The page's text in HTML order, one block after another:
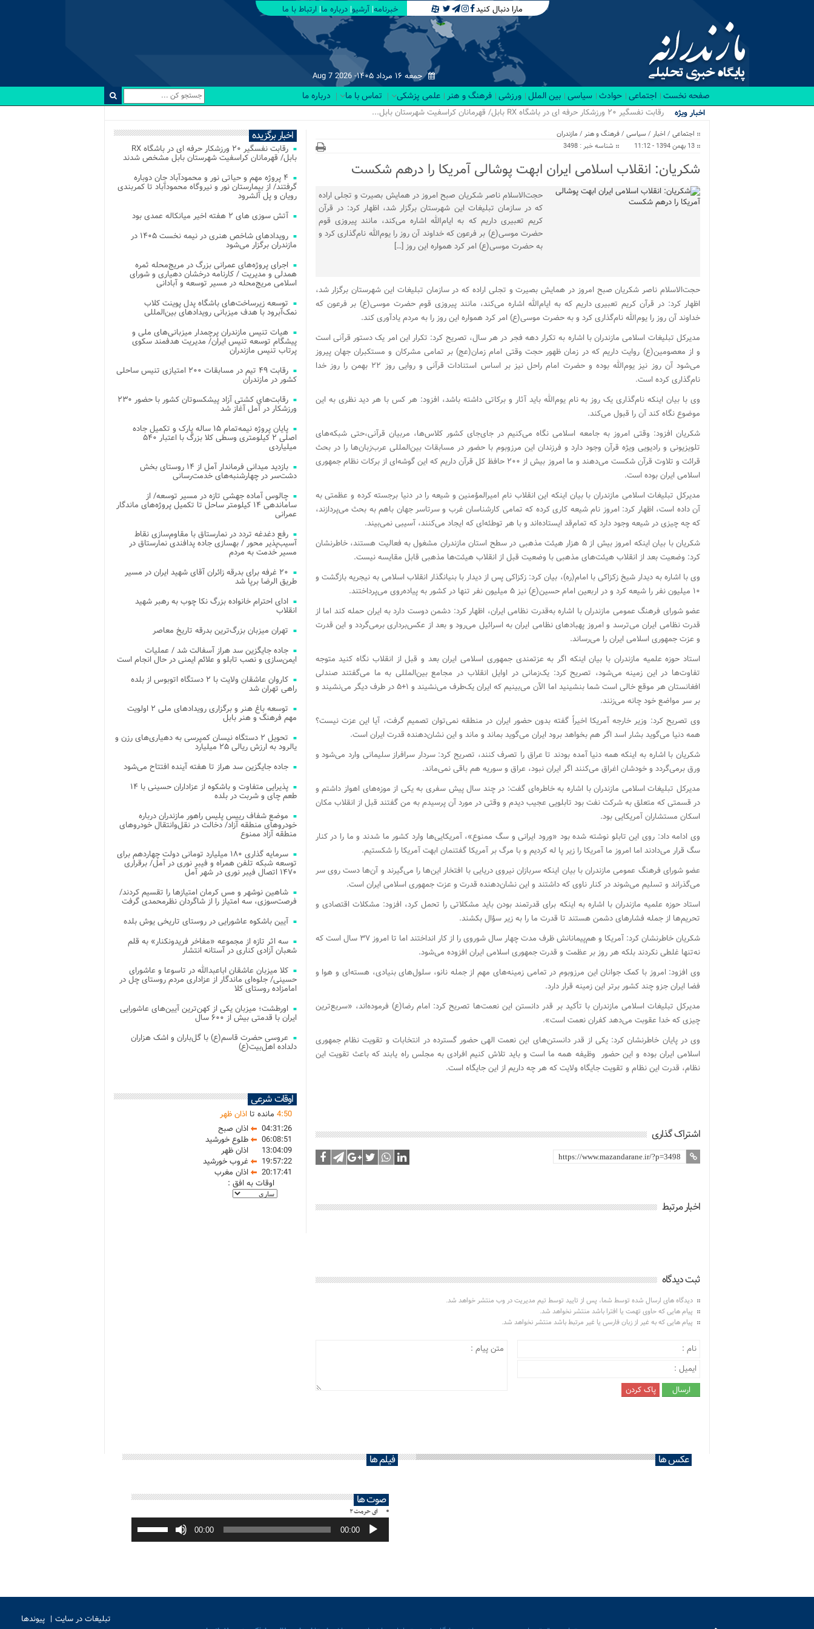
مارا دنبال کنید خبرنامه آرشیو درباره ما ارتباط با ما
جمعه ۱۶ مرداد ۱۴۰۵- Aug 7 2026
صفحه نخست اجتماعی حوادث سیاسی بین الملل ورزشی فرهنگ و هنر علمی پزشکی تماس با ما درباره ما
اخبار ویژه رقابت نفسگیر ۲۰ ورزشکار حرفه ای در باشگاه RX بابل/ قهرمانان کراسفیت شهرستان بابل...
اجتماعی / اخبار / سیاسی /فرهنگ و هنر / مازندران
13 بهمن 1394 - 11:12
شناسه خبر : 3498
شکریان: انقلاب اسلامی ایران ابهت پوشالی آمریکا را درهم شکست
حجت‌الاسلام ناصر شکریان صبح امروز در همایش بصیرت و تجلی اراده
که در سازمان تبلیغات این شهرستان برگزار شد، اظهار کرد: در قرآن
کریم تعبیری داریم که به ایام‌الله اشاره می‌کند، مانند پیروزی قوم
حضرت موسی(ع) بر فرعون که خداوند آن روز را یوم‌الله نام‌گذاری کرد و
به حضرت موسی(ع) امر کرد همواره این روز […]
حجت‌الاسلام ناصر شکریان صبح امروز در همایش بصیرت و تجلی اراده که در سازمان تبلیغات این شهرستان برگزار شد،
اظهار کرد: در قرآن کریم تعبیری داریم که به ایام‌الله اشاره می‌کند، مانند پیروزی قوم حضرت موسی(ع) بر فرعون که
خداوند آن روز را یوم‌الله نام‌گذاری کرد و به حضرت موسی(ع) امر کرد همواره این روز را به مردم یادآوری کند.
مدیرکل تبلیغات اسلامی مازندران با اشاره به تکرار دهه فجر در هر سال، تصریح کرد: تکرار این امر یک دستور قرآنی است
و از معصومین(ع) روایت داریم که در زمان ظهور حجت وقتی امام زمان(عج) بر تمامی مشرکان و مستکبران جهان پیروز
می‌شود آن روز نیز یوم‌الله بوده و حضرت امام راحل نیز بر اساس استنادات قرآنی و روایی روز ۲۲ بهمن را روز خدا
نام‌گذاری کرده است.
وی با بیان اینکه نام‌گذاری یک روز به نام یوم‌الله باید آثار و برکاتی داشته باشد، افزود: هر کس با هر دید نظری به این
موضوع نگاه کند آن را قبول می‌کند.
شکریان افزود: وقتی امروز به جامعه اسلامی نگاه می‌کنیم در جای‌جای کشور کلاس‌ها، مربیان قرآنی،حتی شبکه‌های
تلویزیونی و رادیویی ویژه قرآن وجود دارد و فرزندان این مرزوبوم با حضور در مسابقات بین‌المللی عرب‌زبان‌ها را در بحث
قرائت و تلاوت قرآن شکست می‌دهند و ما امروز بیش از ۲۰۰ حافظ کل قرآن داریم که این گوشه‌ای از برکات نظام جمهوری
اسلامی ایران بوده است.
مدیرکل تبلیغات اسلامی مازندران با بیان اینکه این انقلاب نام امیرالمؤمنین و شیعه را در دنیا برجسته کرده و عظمتی به
آن داده است، اظهار کرد: امروز نام شیعه کاری کرده که تمامی کارشناسان غرب و سرتاسر جهان باهم به بحث می‌پردازند،
که چه چیزی در شیعه وجود دارد که تمام‌قد ایستاده‌اند و با هر توطئه‌ای که ایجاد می‌کنند، آسیبی نمی‌بیند.
شکریان با بیان اینکه امروز بیش از ۵ هزار هیئت مذهبی در سطح استان مازندران مشغول به فعالیت هستند، خاطرنشان
کرد: وضعیت بعد از انقلاب هیئت‌های مذهبی با وضعیت قبل از انقلاب هیئت‌ها مذهبی قابل مقایسه نیست.
وی با اشاره به دیدار شیخ زکزاکی با امام(ره)، بیان کرد: زکزاکی پس از دیدار با بنیانگذار انقلاب اسلامی به نیجریه بازگشت و
۱۰ میلیون نفر را شیعه کرد و در اربعین امام حسین(ع) نیز ۵ میلیون نفر تنها در کشور به پیاده‌روی می‌پرداختند.
عضو شورای فرهنگ عمومی مازندران با اشاره به‌قدرت نظامی ایران، اظهار کرد: دشمن دوست دارد به ایران حمله کند اما از
قدرت نظامی ایران می‌ترسد و امروز پهبادهای نظامی ایران به اسرائیل می‌رود و بعد از عکس‌برداری برمی‌گردد و این قدرت
و عزت جمهوری اسلامی ایران را می‌رساند.
استاد حوزه علمیه مازندران با بیان اینکه اگر به عزتمندی جمهوری اسلامی ایران بعد و قبل از انقلاب نگاه کنید متوجه
تفاوت‌ها در این زمینه می‌شود، تصریح کرد: یک‌زمانی در اوایل انقلاب در مجامع بین‌المللی به ما می‌گفتند صندلی
افغانستان هر موقع خالی است شما بنشینید اما الآن می‌بینیم که ایران یک‌طرف می‌نشیند و ۱+۵ در طرف دیگر می‌نشیند و
بر سر مواضع خود چانه می‌زنند.
وی تصریح کرد: وزیر خارجه آمریکا اخیراً گفته بدون حضور ایران در منطقه نمی‌توان تصمیم گرفت، آیا این عزت نیست؟
همه دنیا می‌گوید بشار اسد اگر هم بخواهد برود ایران می‌گوید بماند و ماند و این نشان‌دهنده قدرت ایران است.
شکریان با اشاره به اینکه همه دنیا آمده بودند تا عراق را تصرف کنند، تصریح کرد: سردار سرافراز سلیمانی وارد می‌شود و
ورق برمی‌گردد و خودشان اغراق می‌کنند اگر ایران نبود، عراق و سوریه هم باقی نمی‌ماند.
مدیرکل تبلیغات اسلامی مازندران با اشاره به خاطره‌ای گفت: در چند سال پیش سفری به یکی از موزه‌های اهواز داشتم و
در قسمتی که متعلق به شرکت نفت بود تابلویی عجیب دیدم و وقتی در مورد آن پرسیدم به من گفتند قبل از انقلاب مکان
اسکان مستشاران آمریکایی بود.
وی ادامه داد: روی این تابلو نوشته‌ شده بود «ورود ایرانی و سگ ممنوع»، آمریکایی‌ها وارد کشور ما شدند و ما را در کنار
سگ قرار می‌دادند اما امروز ما آمریکا را زیر پا له کردیم و با مرگ بر آمریکا گفتنمان ابهت آمریکا را شکستیم.
عضو شورای فرهنگ عمومی مازندران با بیان اینکه سربازان نیروی دریایی با افتخار این‌ها را می‌گیرند و آن‌ها دست روی سر
می‌گذراند و تسلیم می‌شوند در کنار ناوی که داشتند و این نشان‌دهنده قدرت و عزت جمهوری اسلامی ایران است.
استاد حوزه علمیه مازندران با اشاره به اینکه برای قدرتمند بودن باید مشکلاتی را تحمل‌ کرد، افزود: مشکلات اقتصادی و
تحریم‌ها از جمله فشارهای دشمن هستند تا قدرت ما را به زیر سؤال بکشند.
شکریان خاطرنشان کرد: آمریکا و هم‌پیمانانش ظرف مدت چهار سال شوروی را از کار انداختند اما تا امروز ۳۷ سال است که
نه‌تنها غلطی نکردند بلکه هر روز بر عظمت و قدرت جمهوری اسلامی ایران افزوده می‌شود.
وی افزود: امروز با کمک جوانان این مرزوبوم در تمامی زمینه‌های مهم از جمله نانو، سلول‌های بنیادی، هسته‌ای و هوا و
فضا ایران جزو چند کشور برتر این زمینه قرار دارد.
مدیرکل تبلیغات اسلامی مازندران با تأکید بر قدر دانستن این نعمت‌ها تصریح کرد: امام رضا(ع) فرموده‌اند، «سریع‌ترین
چیزی که خدا عقوبت می‌دهد کفران نعمت است».
وی در پایان خاطرنشان کرد: یکی از قدر دانستن‌های این نعمت الهی حضور گسترده در انتخابات و تقویت نظام جمهوری
اسلامی ایران بوده و این حضور وظیفه همه ما است و باید تلاش کنیم افرادی به مجلس راه یابند که باعث تقویت این
نظام، قدرت این نظام و تقویت جایگاه ولایت که هر چه داریم از این جایگاه است.
اشتراک گذاری
اخبار مرتبط
ثبت دیدگاه
دیدگاه های ارسال شده توسط شما، پس از تایید توسط تیم مدیریت در وب منتشر خواهد شد.
پیام هایی که حاوی تهمت یا افترا باشد منتشر نخواهد شد.
پیام هایی که به غیر از زبان فارسی یا غیر مرتبط باشد منتشر نخواهد شد.
اخبار برگزیده
رقابت نفسگیر ۲۰ ورزشکار حرفه ای در باشگاه RX
بابل/ قهرمانان کراسفیت شهرستان بابل مشخص شدند
۴ پروژه مهم و حیاتی نور و محمودآباد جان دوباره
گرفتند/ از بیمارستان نور و نیروگاه محمودآباد تا کمربندی
رویان و پل آلشرود
آتش‌ سوزی‌ های ۲ هفته اخیر میانکاله عمدی بود
رویدادهای شاخص هنری در نیمه نخست ۱۴۰۵ در
مازندران برگزار می‌شود
اجرای پروژه‌های عمرانی بزرگ در مریج‌محله ثمره
همدلی و مدیریت / کارنامه درخشان دهیاری و شورای
اسلامی مریج‌محله در مسیر توسعه و آبادانی
توسعه زیرساخت‌های باشگاه پدل پوینت کلاب
نمک‌آبرود با هدف میزبانی رویدادهای بین‌المللی
هیات تنیس مازندران پرچمدار میزبانی‌های ملی و
پیشگام توسعه تنیس ایران/ مدیریت هدفمند سکوی
پرتاب تنیس مازندران
رقابت ۴۹ تیم در مسابقات ۲۰۰ امتیازی تنیس ساحلی
کشور در مازندران
رقابت‌های کشتی آزاد پیشکسوتان کشور با حضور ۲۳۰
ورزشکار در آمل آغاز شد
پایان پروژه نیمه‌تمام ۱۵ ساله پارک و تکمیل جاده
اصلی ۲ کیلومتری وسطی کلا بزرگ با اعتبار ۵۴۰
میلیاردی
بازدید میدانی فرماندار آمل از ۱۴ روستای بخش
دشت‌سر در چهارشنبه‌های خدمت‌رسانی
چالوس آماده جهشی تازه در مسیر توسعه/ از
ساماندهی ۱۴ کیلومتر ساحل تا تکمیل پروژه‌های ماندگار
عمرانی
رفع دغدغه تردد در نمارستاق با مقاوم‌سازی نقاط
آسیب‌پذیر محور / بهسازی جاده پدافندی نمارستاق در
مسیر خدمت به مردم
۲۰ غرفه برای بدرقه زائران آقای شهید ایران در مسیر
طریق الرضا برپا شد
ادای احترام خانواده بزرگ نکا چوب به رهبر شهید
انقلاب
تهران میزبان بزرگ‌ترین بدرقه تاریخ معاصر
جاده جایگزین سد هراز آسفالت شد / عملیات
ایمن‌سازی و نصب تابلو و علائم ایمنی در حال انجام است
کاروان عاشقان ولایت با ۲ دستگاه اتوبوس از بلده
راهی تهران شد
توسعه باغ هنر و برگزاری رویدادهای ملی ۲ اولویت
مهم فرهنگ و هنر بابل
تحویل ۲ دستگاه نیسان کمپرسی به دهیاری‌های رزن و
یالرود به ارزش ریالی ۲۵ میلیارد
جاده جایگزین سد هراز تا هفته آینده افتتاح می‌شود
پذیرایی متفاوت و باشکوه از عزاداران حسینی با ۱۴
طعم چای و شربت در بلده
موضع شفاف رییس پلیس راهور مازندران درباره
خودروهای منطقه آزاد/ دخالت در نقل‌وانتقال خودروهای
منطقه آزاد ممنوع
سرمایه گذاری ۱۸۰ میلیارد تومانی دولت چهاردهم برای
توسعه شبکه تلفن همراه و فیبر نوری در آمل/ برقراری
۱۴۷۰ اتصال فیبر نوری در شهر آمل
شاهین نوشهر و مس کرمان امتیازها را تقسیم کردند/
فرصت‌سوزی، سه امتیاز را از شاگردان نظرمحمدی گرفت
آیین باشکوه عاشورایی در روستای تاریخی یوش بلده
سه اثر تازه از مجموعه «مفاخر فریدونکنار» به قلم
شعبان آزادی کناری در آستانه انتشار
کلا میزبان عاشقان اباعبدالله در تاسوعا و عاشورای
حسینی/ جلوه‌ای ماندگار از عزاداری مردم روستای چل در
امامزاده روستای کلا
اورطشت؛ میزبان یکی از کهن‌ترین آیین‌های عاشورایی
ایران با قدمتی بیش از ۶۰۰ سال
عروسی حضرت قاسم(ع) با گل‌باران و اشک هزاران
دلداده اهل‌بیت(ع)
اوقات شرعی
4:50 مانده تااذان ظهر
04:31:26
اذان صبح
06:08:51
طلوع خورشید
13:04:09
اذان ظهر
19:57:22
غروب خورشید
20:17:41
اذان مغرب
اوقات به افق :
عکس ها فیلم ها
صوت ها
ای حرمت ۲
پخش‌کننده
صوت 00:00
00:00
برای
افزایش
یا
صدا
تبلیغات در سایت
پیوندها